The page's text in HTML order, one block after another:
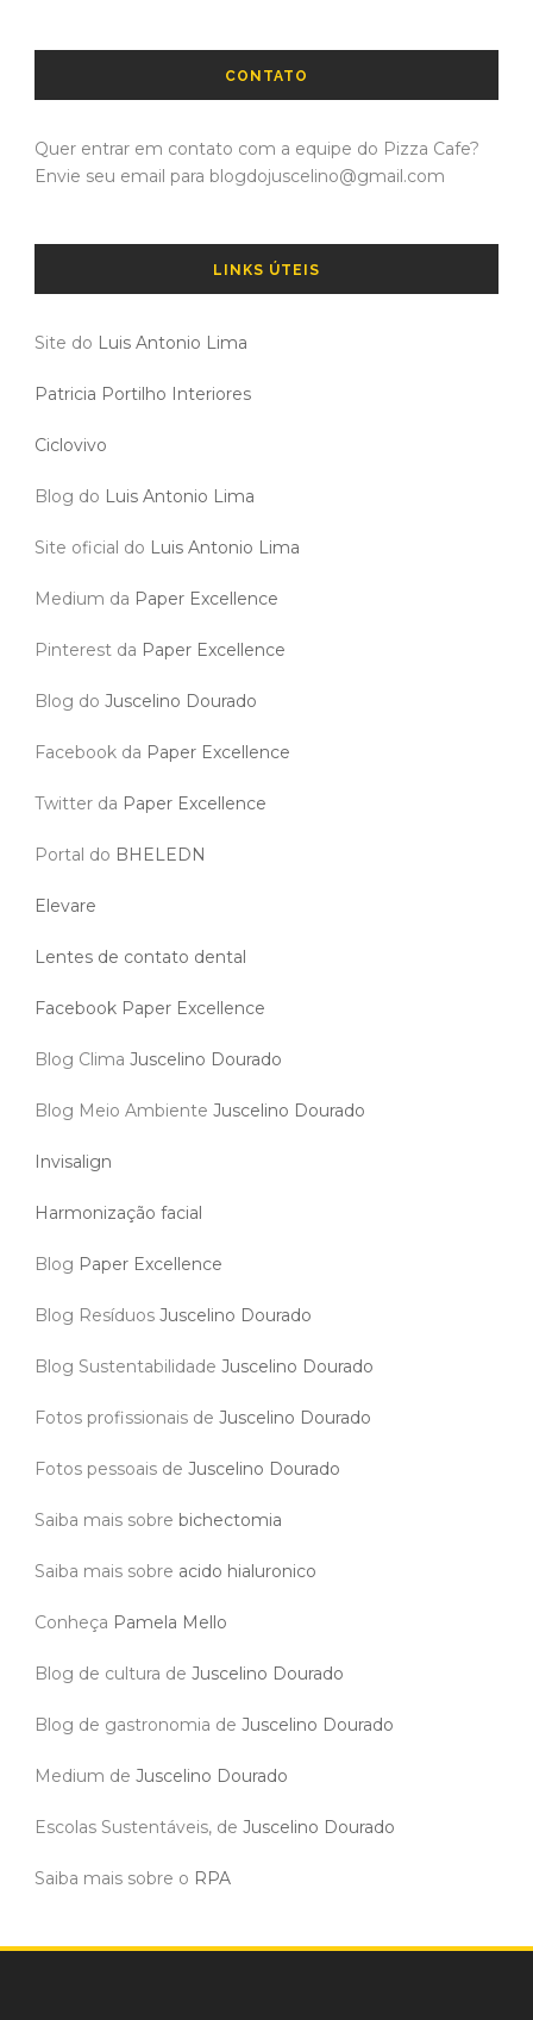
CONTATO
Quer entrar em contato com a equipe do Pizza Cafe?
Envie seu email para blogdojuscelino@gmail.com
LINKS ÚTEIS
Site do Luis Antonio Lima
Patricia Portilho Interiores
Ciclovivo
Blog do Luis Antonio Lima
Site oficial do Luis Antonio Lima
Medium da Paper Excellence
Pinterest da Paper Excellence
Blog do Juscelino Dourado
Facebook da Paper Excellence
Twitter da Paper Excellence
Portal do BHELEDN
Elevare
Lentes de contato dental
Facebook Paper Excellence
Blog Clima Juscelino Dourado
Blog Meio Ambiente Juscelino Dourado
Invisalign
Harmonização facial
Blog Paper Excellence
Blog Resíduos Juscelino Dourado
Blog Sustentabilidade Juscelino Dourado
Fotos profissionais de Juscelino Dourado
Fotos pessoais de Juscelino Dourado
Saiba mais sobre bichectomia
Saiba mais sobre acido hialuronico
Conheça Pamela Mello
Blog de cultura de Juscelino Dourado
Blog de gastronomia de Juscelino Dourado
Medium de Juscelino Dourado
Escolas Sustentáveis, de Juscelino Dourado
Saiba mais sobre o RPA